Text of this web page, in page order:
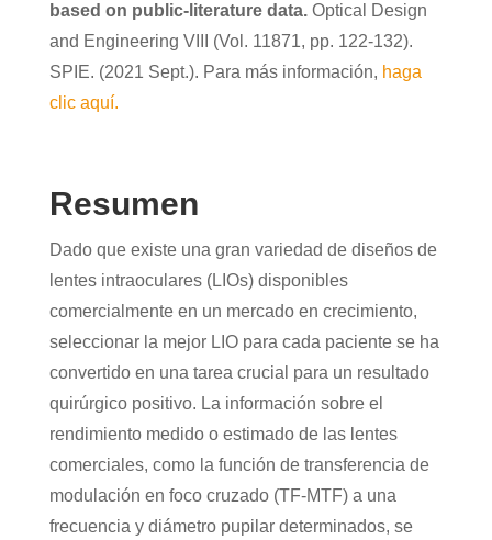
based on public-literature data. Optical Design
and Engineering VIII (Vol. 11871, pp. 122-132).
SPIE. (2021 Sept.). Para más información, haga
clic aquí.
Resumen
Dado que existe una gran variedad de diseños de
lentes intraoculares (LIOs) disponibles
comercialmente en un mercado en crecimiento,
seleccionar la mejor LIO para cada paciente se ha
convertido en una tarea crucial para un resultado
quirúrgico positivo. La información sobre el
rendimiento medido o estimado de las lentes
comerciales, como la función de transferencia de
modulación en foco cruzado (TF-MTF) a una
frecuencia y diámetro pupilar determinados, se